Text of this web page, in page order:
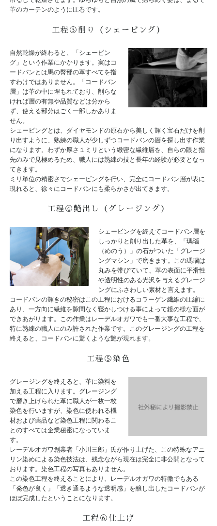
革のカーテンのように圧巻です。
工程③削り（シェービング）
自然乾燥が終わると、「シェービン
グ」という作業にかかります。実はコ
ードバンとは馬の臀部の革すべてを指
すわけではありません。「コードバン
層」は革の中に埋もれており、削らな
ければ層の有無や品質などは分から
ず、使える部分はごく一部しかありま
せん。
シェービングとは、ダイヤモンドの原石から美しく輝く宝石だけを削
り出すように、熟練の職人が少しずつコードバンの層を探し出す作業
になります。わずか厚さ１ミリという緻密な繊維層を、自らの眼と指
先のみで見極めるため、職人には熟練の技と長年の経験が必要となっ
てきます。
ミリ単位の精密さでシェービングを行い、完全にコードバン層が表に
現れると、徐々にコードバンにも柔らかさが出てきます。
工程④艶出し（グレージング）
シェービングを終えてコードバン層を
しっかりと削り出した革を、「瑪瑙
（めのう）」の石がついた「グレージ
ングマシン」で磨きます。この瑪瑙は
丸みを帯びていて、革の表面に平滑性
や透明性のある光沢を与えるグレージ
ングにふさわしい素材と言えます。
コードバンの輝きの秘密はこの工程におけるコラーゲン繊維の圧縮に
あり、一方向に繊維を隙間なく寝かしつける事によって鏡の様な面が
できあがります。この作業はレーデルオガワでも一番大事な工程で、
特に熟練の職人にのみ許された作業です。このグレージングの工程を
終えると、コードバンに驚くような艶が現れます。
工程⑤染色
グレージングを終えると、革に染料を
加える工程に入ります。グレージング
で磨き上げられた革に職人が一枚一枚
染色を行いますが、染色に使われる機
材および薬品など染色工程に関わるこ
とのすべては企業秘密になっていま
す。
レーデルオガワ創業者「小川三郎」氏が作り上げた、この特殊なアニ
リン染めによる染色技法は、残念ながら現在は完全に非公開となって
おります。染色工程の写真もありません。
この染色工程を終えることにより、レーデルオガワの特徴でもある
「発色が良く」「透き通るような透明感」を醸し出したコードバンが
ほぼ完成したということになります。
工程⑥仕上げ